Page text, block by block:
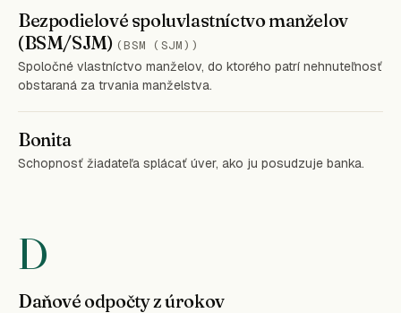
Bezpodielové spoluvlastníctvo manželov
(BSM/SJM) (BSM (SJM))
Spoločné vlastníctvo manželov, do ktorého patrí nehnuteľnosť
obstaraná za trvania manželstva.
Bonita
Schopnosť žiadateľa splácať úver, ako ju posudzuje banka.
D
Daňové odpočty z úrokov